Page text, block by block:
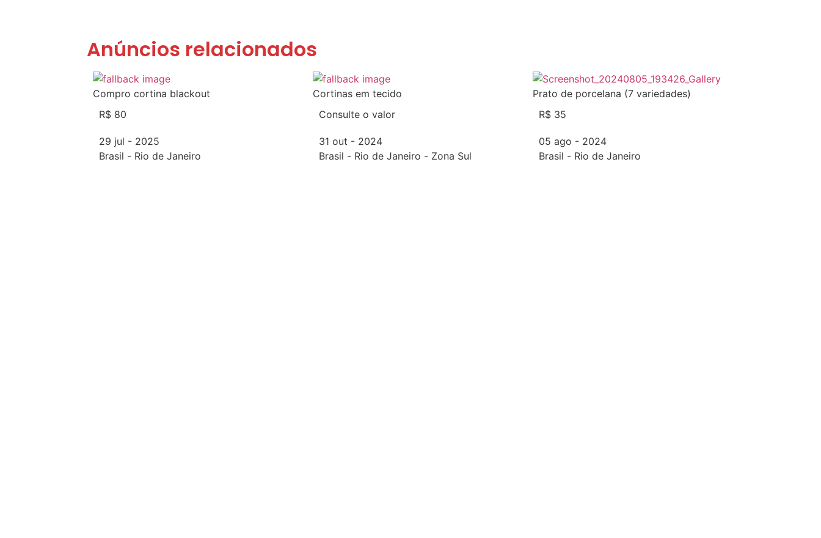
Anúncios relacionados
Compro cortina blackout
R$ 80
29 jul - 2025
Brasil - Rio de Janeiro
Cortinas em tecido
Consulte o valor
31 out - 2024
Brasil - Rio de Janeiro - Zona Sul
Prato de porcelana (7 variedades)
R$ 35
05 ago - 2024
Brasil - Rio de Janeiro